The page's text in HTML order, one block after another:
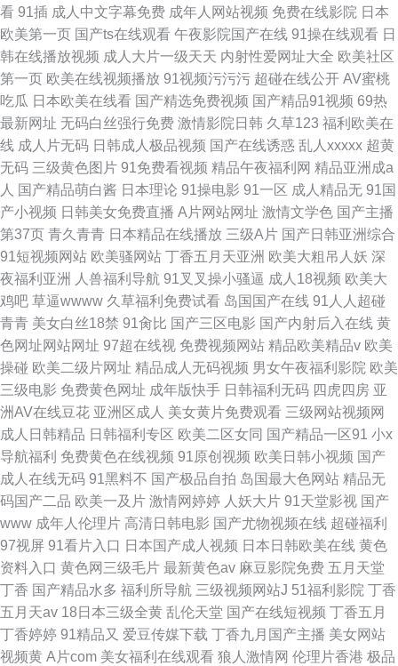
看 91插 成人中文字幕免费 成年人网站视频 免费在线影院 日本
欧美第一页 国产ts在线观看 午夜影院国产在线 91操在线观看 日
韩在线播放视频 成人大片一级天天 内射性爱网址大全 欧美社区
第一页 欧美在线视频播放 91视频污污污 超碰在线公开 AV蜜桃
吃瓜 日本欧美在线看 国产精选免费视频 国产精品91视频 69热
最新网址 无码白丝强行免费 激情影院日韩 久草123 福利欧美在
线 成人片无码 日韩成人极品视频 国产在线诱惑 乱人xxxxx 超黄
无码 三级黄色图片 91免费看视频 精品午夜福利网 精品亚洲成a
人 国产精品萌白酱 日本理论 91操电影 91一区 成人精品无 91国
产小视频 日韩美女免费直播 A片网站网址 激情文学色 国产主播
第37页 青久青青 日本精品在线播放 三级A片 国产日韩亚洲综合
91短视频网站 欧美骚网站 丁香五月天亚洲 欧美大粗吊人妖 深
夜福利亚洲
人兽福利导航 91叉叉操小骚逼 成人18视频 欧美大
鸡吧 草逼wwww 久草福利免费试看 岛国国产在线 91人人超碰
青青 美女白丝18禁 91肏比 国产三区电影 国产内射后入在线 黄
色网址网站网址 97超在线视 免费视频网站 精品欧美精品v 欧美
操碰 欧美二级片网址 精品成人无码视频 男女午夜福利影院 欧美
三级电影 免费黄色网址 成年版快手 日韩福利无码 四虎四房 亚
洲AV在线豆花 亚洲区成人 美女黄片免费观看 三级网站视频网
成人日韩精品 日韩福利专区 欧美二区女同 国产精品一区91 小x
导航福利 免费黄色在线视频 91原创视频 欧美日韩小视频 国产
成人在线无码 91黑料不 国产极品自拍 岛国最大色网站 精品无
码国产二品 欧美一及片 激情网婷婷 人妖大片 91天堂影视 国产
www 成年人伦理片 高清日韩电影 国产尤物视频在线 超碰福利
97视屏 91看片入口 日本国产成人视频 日本日韩欧美在线 黄色
资料入口 黄色网三级毛片 最新黄色av 麻豆影院免费 五月天堂
丁香 国产精品水多 福利所导航 三级视频网站J 51福利影院 丁香
五月天av 18日本三级全黄 乱伦天堂 国产在线短视频 丁香五月
丁香婷婷 91精品又 爱豆传媒下载 丁香九月国产主播 美女网站
视频黄 A片com 美女福利在线观看 狼人激情网 伦理片香港 极品